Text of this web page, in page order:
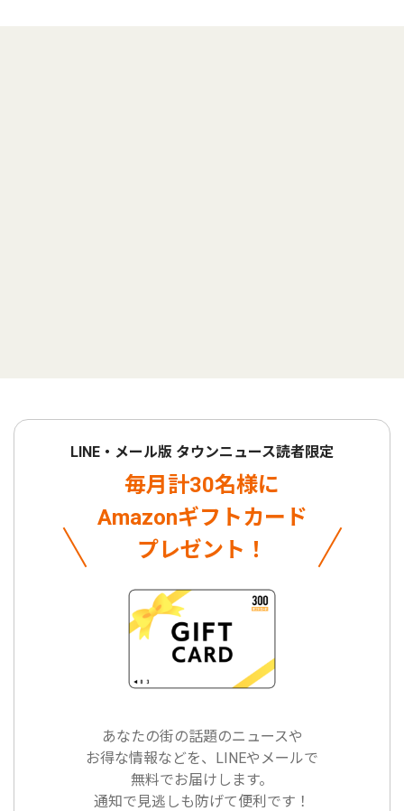
LINE・メール版 タウンニュース読者限定
毎月計30名様に
Amazonギフトカード
プレゼント！
あなたの街の話題のニュースや
お得な情報などを、LINEやメールで
無料でお届けします。
通知で見逃しも防げて便利です！